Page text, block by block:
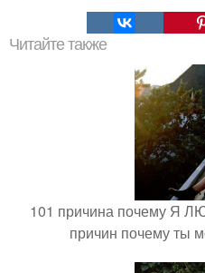
Читайте также
101 причина почему Я
причин почему ты